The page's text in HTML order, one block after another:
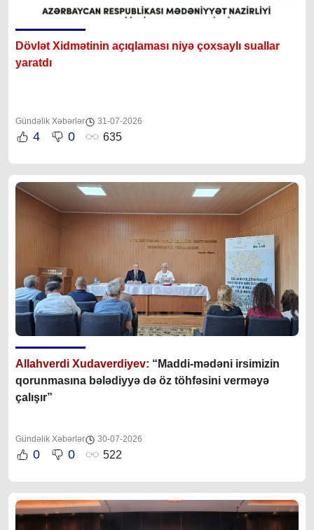
Dövlət Xidmətinin açıqlaması niyə çoxsaylı suallar
yaratdı
Gündəlik Xəbərlər 31-07-2026
4 0 635
Allahverdi Xudaverdiyev: “Maddi-mədəni irsimizin
qorunmasına bələdiyyə də öz töhfəsini verməyə
çalışır”
Gündəlik Xəbərlər 30-07-2026
0 0 522